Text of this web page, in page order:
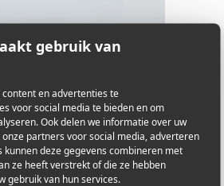
gebruik van
en advertenties te
voor social media te bieden en om
Ook delen we informatie over uw
partners voor social media, adverteren
kunnen deze gegevens combineren met
ze heeft verstrekt of die ze hebben
gebruik van hun services.